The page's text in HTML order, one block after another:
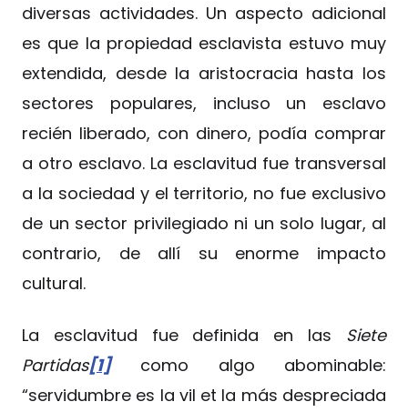
diversas actividades. Un aspecto adicional
es que la propiedad esclavista estuvo muy
extendida, desde la aristocracia hasta los
sectores populares, incluso un esclavo
recién liberado, con dinero, podía comprar
a otro esclavo. La esclavitud fue transversal
a la sociedad y el territorio, no fue exclusivo
de un sector privilegiado ni un solo lugar, al
contrario, de allí su enorme impacto
cultural.
La esclavitud fue definida en las Siete
Partidas[1]como algo abominable:
“servidumbre es la vil et la más despreciada